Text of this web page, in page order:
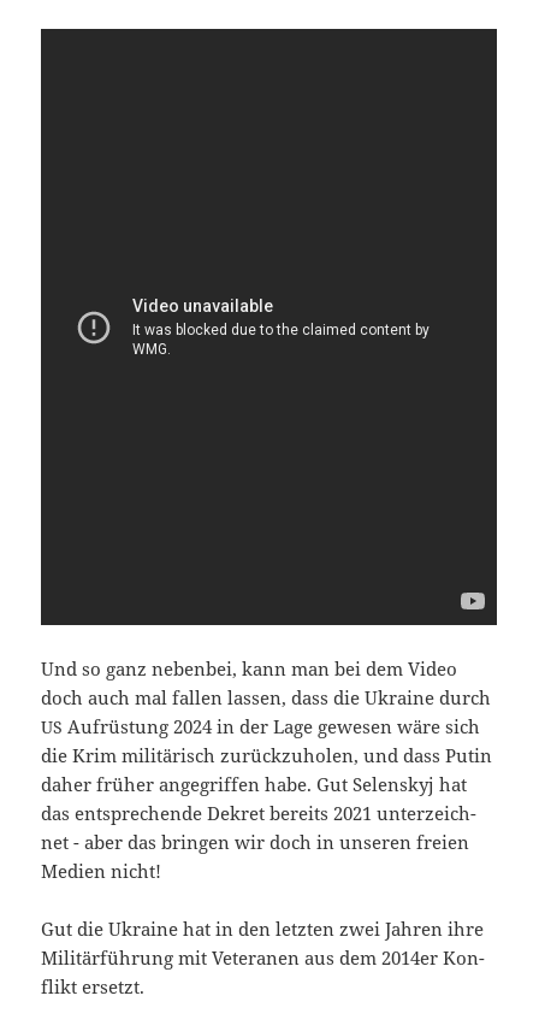
Und so ganz neben­bei, kann man bei dem Video
doch auch mal fal­len las­sen, dass die Ukrai­ne durch
US Auf­rüs­tung 2024 in der Lage gewe­sen wäre sich
die Krim mili­tä­risch zurück­zu­ho­len, und dass Putin
daher frü­her ange­grif­fen habe. Gut Selen­skyj hat
das ent­spre­chen­de Dekret bereits 2021 unter­zeich­
net - aber das brin­gen wir doch in unse­ren frei­en
Medi­en nicht!
Gut die Ukrai­ne hat in den letz­ten zwei Jah­ren ihre
Mili­tär­füh­rung mit Vete­ra­nen aus dem 2014er Kon­
flikt ersetzt.